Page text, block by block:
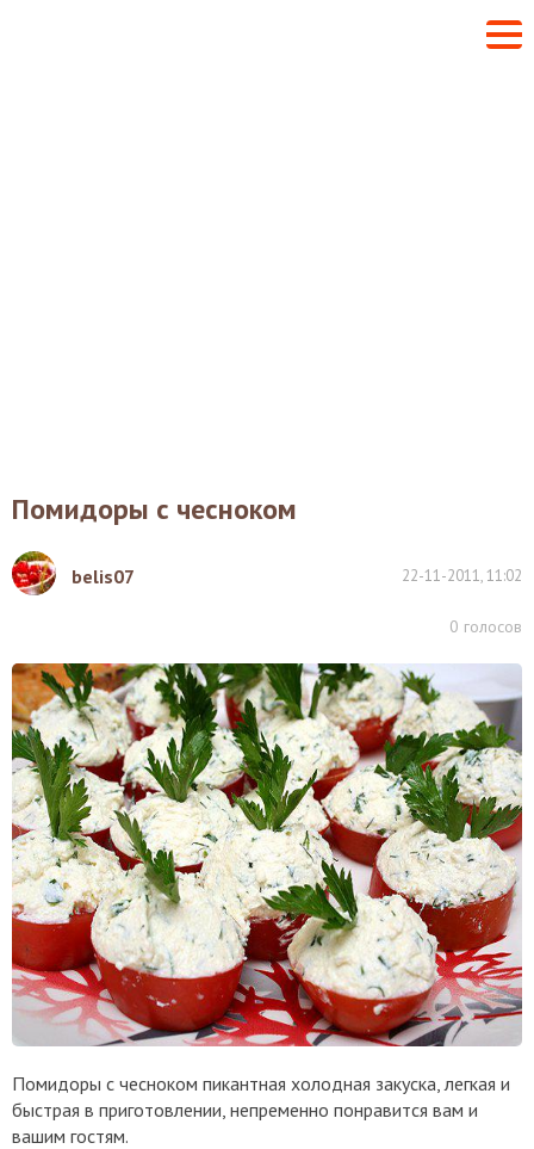
Помидоры с чесноком
belis07 22-11-2011, 11:02
0 голосов
Помидоры с чесноком пикантная холодная закуска, легкая и
быстрая в приготовлении, непременно понравится вам и
вашим гостям.